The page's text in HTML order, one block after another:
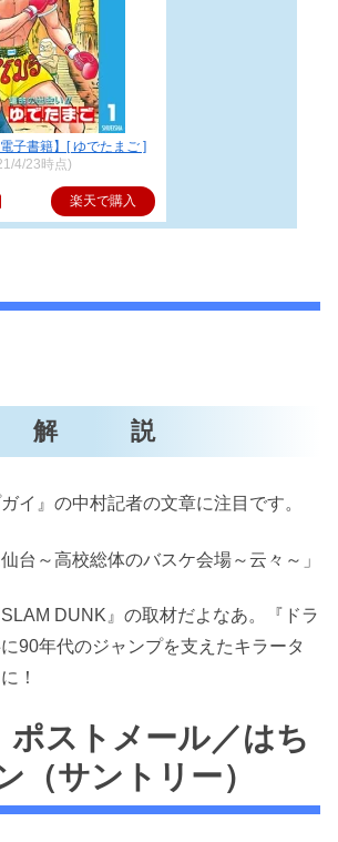
子書籍】[ ゆでたまご ]
4/23時点)
楽天で購入
解 説
イ』の中村記者の文章に注目です。
台～高校総体のバスケ会場～云々～」
DUNK』の取材だよなあ。『ドラ
90年代のジャンプを支えたキラータ
！
ストメール／はち
（サントリー）